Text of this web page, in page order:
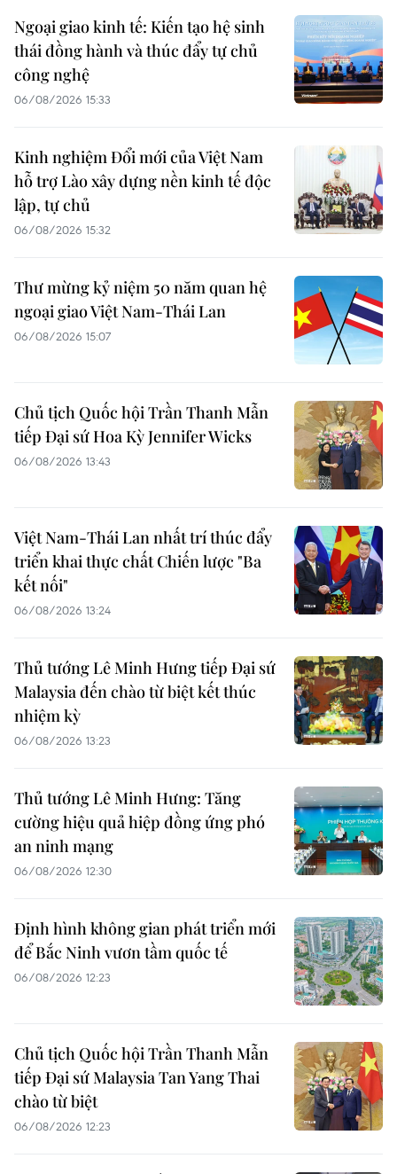
Ngoại giao kinh tế: Kiến tạo hệ sinh
thái đồng hành và thúc đẩy tự chủ
công nghệ
06/08/2026 15:33
Kinh nghiệm Đổi mới của Việt Nam
hỗ trợ Lào xây dựng nền kinh tế độc
lập, tự chủ
06/08/2026 15:32
Thư mừng kỷ niệm 50 năm quan hệ
ngoại giao Việt Nam-Thái Lan
06/08/2026 15:07
Chủ tịch Quốc hội Trần Thanh Mẫn
tiếp Đại sứ Hoa Kỳ Jennifer Wicks
06/08/2026 13:43
Việt Nam-Thái Lan nhất trí thúc đẩy
triển khai thực chất Chiến lược "Ba
kết nối"
06/08/2026 13:24
Thủ tướng Lê Minh Hưng tiếp Đại sứ
Malaysia đến chào từ biệt kết thúc
nhiệm kỳ
06/08/2026 13:23
Thủ tướng Lê Minh Hưng: Tăng
cường hiệu quả hiệp đồng ứng phó
an ninh mạng
06/08/2026 12:30
Định hình không gian phát triển mới
để Bắc Ninh vươn tầm quốc tế
06/08/2026 12:23
Chủ tịch Quốc hội Trần Thanh Mẫn
tiếp Đại sứ Malaysia Tan Yang Thai
chào từ biệt
06/08/2026 12:23